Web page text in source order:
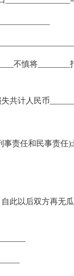
不慎将
共计人民币
责任和民事责任
此以后双方再无